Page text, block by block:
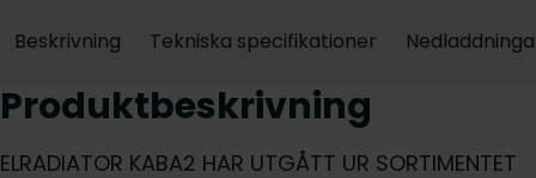
Beskrivning Tekniska specifikationer
Produktbeskrivning
ELRADIATOR KABA2 HAR UTGÅTT UR SORTIMENTET